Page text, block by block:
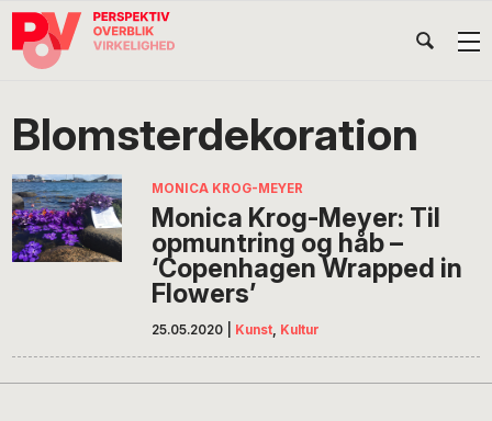
Gå
direkte
navigation
Skip
indhold
Gå
direkte
POV
International
Blomsterdekoration
MONICA KROG-MEYER
Monica Krog-Meyer: Til
opmuntring og håb –
‘Copenhagen Wrapped in
Flowers’
25.05.2020 Kunst, Kultur